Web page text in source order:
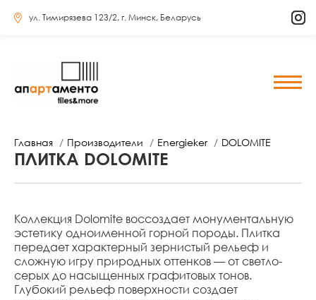
ул. Тимирязева 123/2, г. Минск, Беларусь
Главная Производители Energieker DOLOMITE
ПЛИТКА DOLOMITE
Коллекция Dolomite воссоздает монументальную
эстетику одноименной горной породы. Плитка
передает характерный зернистый рельеф и
сложную игру природных оттенков — от светло-
серых до насыщенных графитовых тонов.
Глубокий рельеф поверхности создает